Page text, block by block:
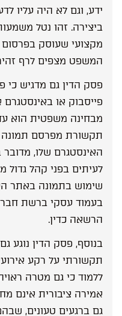
ידע, וגם לא היה עליו
ביצירה. זהו נטל
מקצועי שעוסק בפרסום
המשפט מצפים לרף
פסק הדין גם מדגיש כי
פייסבוק או באינסטגרם
מבחינה משפטית הוא
תקשורת מפרסם תמונה
האינסטגרם שלו, מדובר
לעיתים בפני קהל גדול
שימוש בתמונה באתר
בעמוד עסקי ברשת
הרשאה כדין.
בנוסף, פסק הדין נוגע
ללמוד כי גם מטרה
אמירה ציבורית אינם
גם ברגעים טעונים,